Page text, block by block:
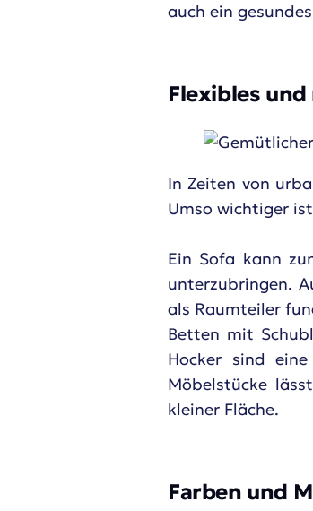
auch ein
Flexibles
In Zeiten von
Umso wichtiger
Ein Sofa kann
unterzubringen.
als Raumteiler
Betten mit
Hocker sind
Möbelstücke
kleiner Fläche.
Farben und